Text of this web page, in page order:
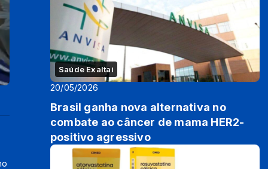
Saúde Exaltai
20/05/2026
Brasil ganha nova alternativa no
combate ao câncer de mama HER2-
positivo agressivo